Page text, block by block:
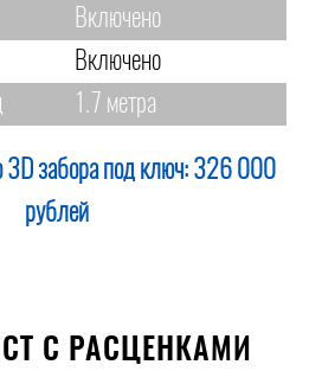
Включено
Включено
1.7 метра
3D забора под ключ: 326 000
рублей
С РАСЦЕНКАМИ